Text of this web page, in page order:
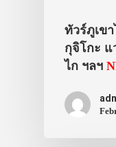
ทัวร์ภูเข
กุจิโกะ
ไก ฯลฯ